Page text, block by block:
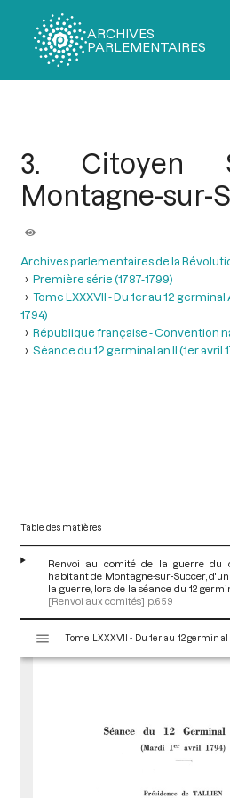
ARCHIVES
PARLEMENTAIRES
3. Citoyen
Montagne-sur-
Archives parlementaires de la
Première série (1787-1799)
Tome LXXXVII - Du 1er au 12 germinal
1794)
République française - Convention
Séance du 12 germinal an II (1er avril
Table des matières
Renvoi au comité de la guerre du
habitant de Montagne-sur-Succer,
la guerre, lors de la séance du 12
[Renvoi aux comités] p.659
s